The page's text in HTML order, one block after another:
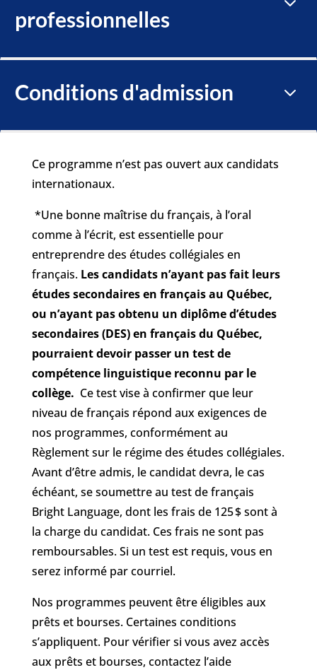
professionnelles
Conditions d'admission 3
Ce programme n’est pas ouvert aux candidats
internationaux.
*Une bonne maîtrise du français, à l’oral
comme à l’écrit, est essentielle pour
entreprendre des études collégiales en
français.Les candidats n’ayant pas fait leurs
études secondaires en français au Québec,
ou n’ayant pas obtenu un diplôme d’études
secondaires (DES) en français du Québec,
pourraient devoir passer un test de
compétence linguistique reconnu par le
collège. Ce test vise à confirmer que leur
niveau de français répond aux exigences de
nos programmes, conformément au
Règlement sur le régime des études collégiales.
Avant d’être admis, le candidat devra, le cas
échéant, se soumettre au test de français
Bright Language, dont les frais de 125$ sontà
la charge du candidat. Ces frais ne sont pas
remboursables. Si un test est requis, vous en
serez informépar courriel.
Nos programmes peuvent être éligibles aux
prêts et bourses. Certaines conditions
s’appliquent. Pour vérifier si vous avez accès
aux prêts et bourses, contactez l’aide